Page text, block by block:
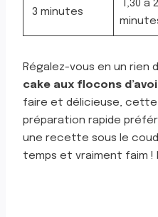
3 minutes
1,30 à 2
Régalez-vous en un rien
cake aux flocons
faire et délicieuse,
préparation rapide
une recette sous le
temps et vraiment faim !